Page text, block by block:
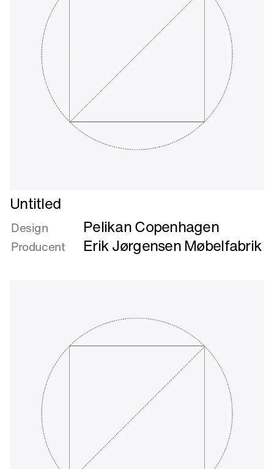
Læs
mere
om
Untitled
Untitled
Design Pelikan Copenhagen
Producent Erik Jørgensen Møbelfabrik